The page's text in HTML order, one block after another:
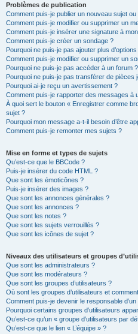
Problèmes de publication
Comment puis-je publier un nouveau sujet
Comment puis-je modifier ou supprimer un
Comment puis-je insérer une signature à
Comment puis-je créer un sondage ?
Pourquoi ne puis-je pas ajouter plus
Comment puis-je modifier ou supprimer un
Pourquoi ne puis-je pas accéder à un forum ?
Pourquoi ne puis-je pas transférer de pièces
Pourquoi ai-je reçu un avertissement ?
Comment puis-je rapporter des messages à
À quoi sert le bouton « Enregistrer comme
sujet ?
Pourquoi mon message a-t-il besoin d’être
Comment puis-je remonter mes sujets ?
Mise en forme et types de sujets
Qu’est-ce que le BBCode ?
Puis-je insérer du code HTML ?
Que sont les émoticônes ?
Puis-je insérer des images ?
Que sont les annonces générales ?
Que sont les annonces ?
Que sont les notes ?
Que sont les sujets verrouillés ?
Que sont les icônes de sujet ?
Niveaux des utilisateurs et groupes
Que sont les administrateurs ?
Que sont les modérateurs ?
Que sont les groupes d’utilisateurs ?
Où sont les groupes d’utilisateurs et
Comment puis-je devenir le responsable d’un
Pourquoi certains groupes d’utilisateurs
Qu’est-ce qu’un « groupe d’utilisateurs par
Qu’est-ce que le lien « L’équipe » ?